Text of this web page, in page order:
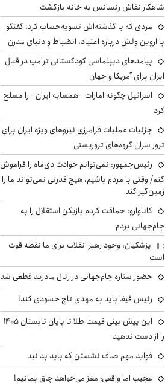
شاهکار نقاش رنسانس به خانه بازگشت
مردی که با گذشته‌اش تسویه‌حساب کرد؛ گفتگو
با اروین ولش درباره اعتیاد، انضباط و دنیای مدرن
پیامدهای دیپلماسی کودکستانی ترامپ در قبال
ایران برای آمریکا و جهان
اسرائیل چگونه امارات - همسایه ایران - را مسلح
کرد
جزئیات عملیات فرامرزی نیروهای ویژه ایران برای
ترور سران گروه‌های تروریستی
رئیس‌جمهور: نمی‌توانم حوادث دی‌ماه را فراموش
کنم/ وقتی با مردم باشیم، هیچ قدرتی نمی‌تواند ما را
زمین‌گیر کند
کاناوارو: حماقت کردم بازیکن استقلال را به
جام‌جهانی بردم
پزشکیان: وجود رهبر انقلاب برای ما نقطه قوت
است
حضور ستاره جام‌جهانی در رئال مادرید قطعی شد
رئیس فیفا باید به مهدی تاج حسودی کند!
این پیش بینی قیمت طلا تا پایان تابستان ۱۴۰۵
را از دست ندهید
فواید مهم صاف نشستن که باید بدانید
عجیب اما واقعی؛ مغز می‌خواهد چاق بمانیم!